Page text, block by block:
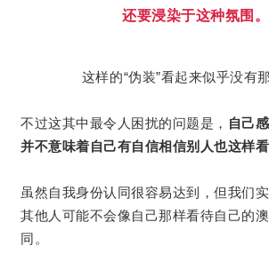
还要浸染于这种氛围。
这样的“伪装”看起来似乎没有
不过这其中最令人困扰的问题是， 自己
并不意味着自己有自信相信别人也这样看
虽然自我身份认同很容易达到，但我们
其他人可能不会像自己那样看待自己的
同。